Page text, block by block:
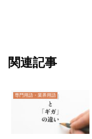
関連記事
専門用語・業界用語